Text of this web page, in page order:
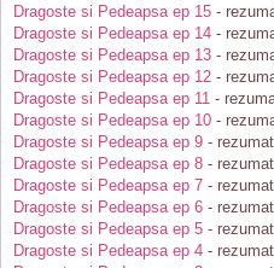
Dragoste si Pedeapsa ep 15 -
Dragoste si Pedeapsa ep 14 -
Dragoste si Pedeapsa ep 13 -
Dragoste si Pedeapsa ep 12 -
Dragoste si Pedeapsa ep 11 -
Dragoste si Pedeapsa ep 10 -
Dragoste si Pedeapsa ep 9 - rezumat
Dragoste si Pedeapsa ep 8 - rezumat
Dragoste si Pedeapsa ep 7 - rezumat
Dragoste si Pedeapsa ep 6 - rezumat
Dragoste si Pedeapsa ep 5 - rezumat
Dragoste si Pedeapsa ep 4 - rezumat